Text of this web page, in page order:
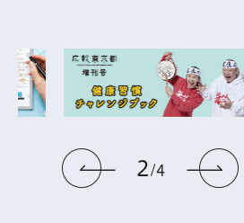
前のスライド
2 4